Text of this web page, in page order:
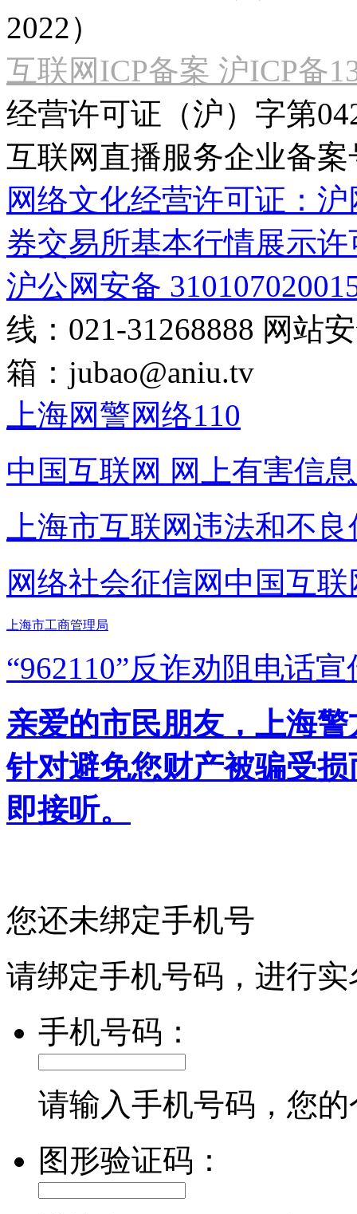
2022）
互联网ICP备案 沪ICP备
经营许可证（沪）字第
互联网直播服务企业备案
网络文化经营许可证：
券交易所基本行情展示许
沪公网安备
线：021-31268888 网站
箱： jubao@aniu.tv
上海网警网络110
中国互联网 网上有害信
上海市互联网违法和不
网络社会征信网 中国互
上海市工商管理局
“962110”反诈劝阻电话宣
亲爱的市民朋友，上海
针对避免您财产被骗受
即接听。
您还未绑定手机号
请绑定手机号码，进行
手机号码：
请输入手机号码，您
图形验证码：